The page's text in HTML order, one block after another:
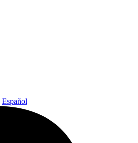
Español